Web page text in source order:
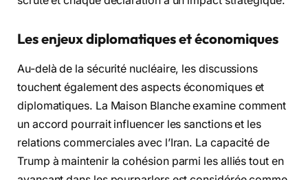
Les enjeux diplomatiques et économiques
Au-delà de la sécurité nucléaire, les discussions
touchent également des aspects économiques et
diplomatiques. La Maison Blanche examine comment
un accord pourrait influencer les sanctions et les
relations commerciales avec l’Iran. La capacité de
Trump à maintenir la cohésion parmi les alliés tout en